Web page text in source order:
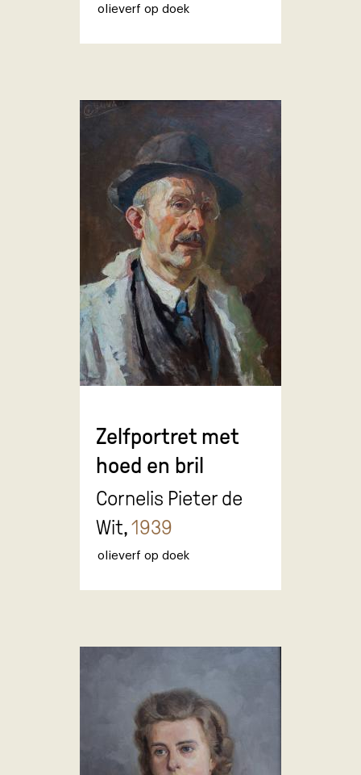
olieverf op doek
Zelfportret met
hoed en bril
Cornelis Pieter de
Wit,1939
olieverf op doek